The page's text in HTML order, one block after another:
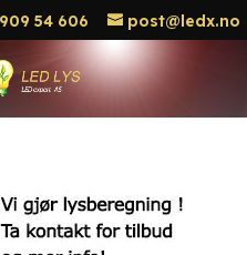
909 54 606 post@ledx.no